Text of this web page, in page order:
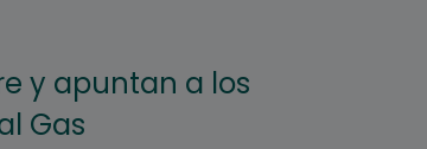
y apuntan a los
Gas